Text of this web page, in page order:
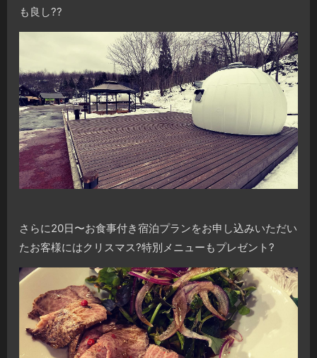
も良し??
さらに20日〜お食事付き宿泊プランをお申し込みいただい
たお客様にはクリスマス?特別メニューもプレゼント?